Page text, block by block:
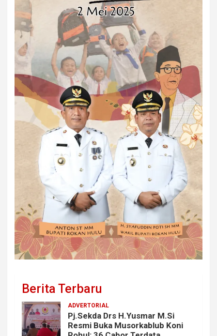
Berita Terbaru
ADVERTORIAL
Pj.Sekda Drs H.Yusmar M.Si
Resmi Buka Musorkablub Koni